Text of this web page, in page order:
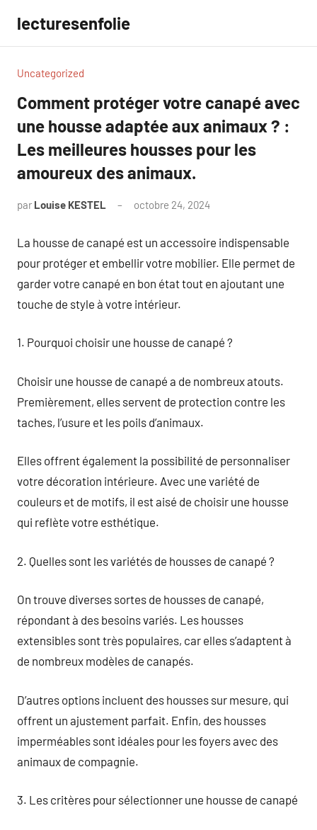
contenu
lecturesenfolie
Uncategorized
Comment protéger votre canapé avec
une housse adaptée aux animaux ? :
Les meilleures housses pour les
amoureux des animaux.
par Louise KESTEL octobre 24, 2024
La housse de canapé est un accessoire indispensable
pour protéger et embellir votre mobilier. Elle permet de
garder votre canapé en bon état tout en ajoutant une
touche de style à votre intérieur.
1. Pourquoi choisir une housse de canapé ?
Choisir une housse de canapé a de nombreux atouts.
Premièrement, elles servent de protection contre les
taches, l’usure et les poils d’animaux.
Elles offrent également la possibilité de personnaliser
votre décoration intérieure. Avec une variété de
couleurs et de motifs, il est aisé de choisir une housse
qui reflète votre esthétique.
2. Quelles sont les variétés de housses de canapé ?
On trouve diverses sortes de housses de canapé,
répondant à des besoins variés. Les housses
extensibles sont très populaires, car elles s’adaptent à
de nombreux modèles de canapés.
D’autres options incluent des housses sur mesure, qui
offrent un ajustement parfait. Enfin, des housses
imperméables sont idéales pour les foyers avec des
animaux de compagnie.
3. Les critères pour sélectionner une housse de canapé